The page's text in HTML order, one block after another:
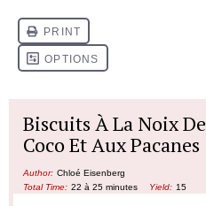
Biscuits À La Noix De
Coco Et Aux Pacanes
Author: Chloé Eisenberg
Total Time: 22 à 25 minutes Yield: 15